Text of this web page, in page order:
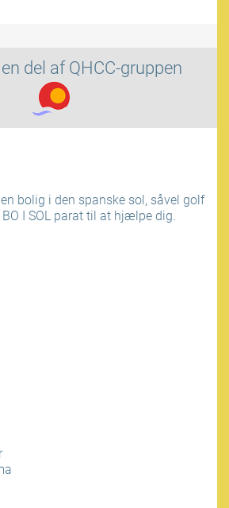
del af QHCC-gruppen
bolig i den spanske sol, såvel golf
I SOL parat til at hjælpe dig.